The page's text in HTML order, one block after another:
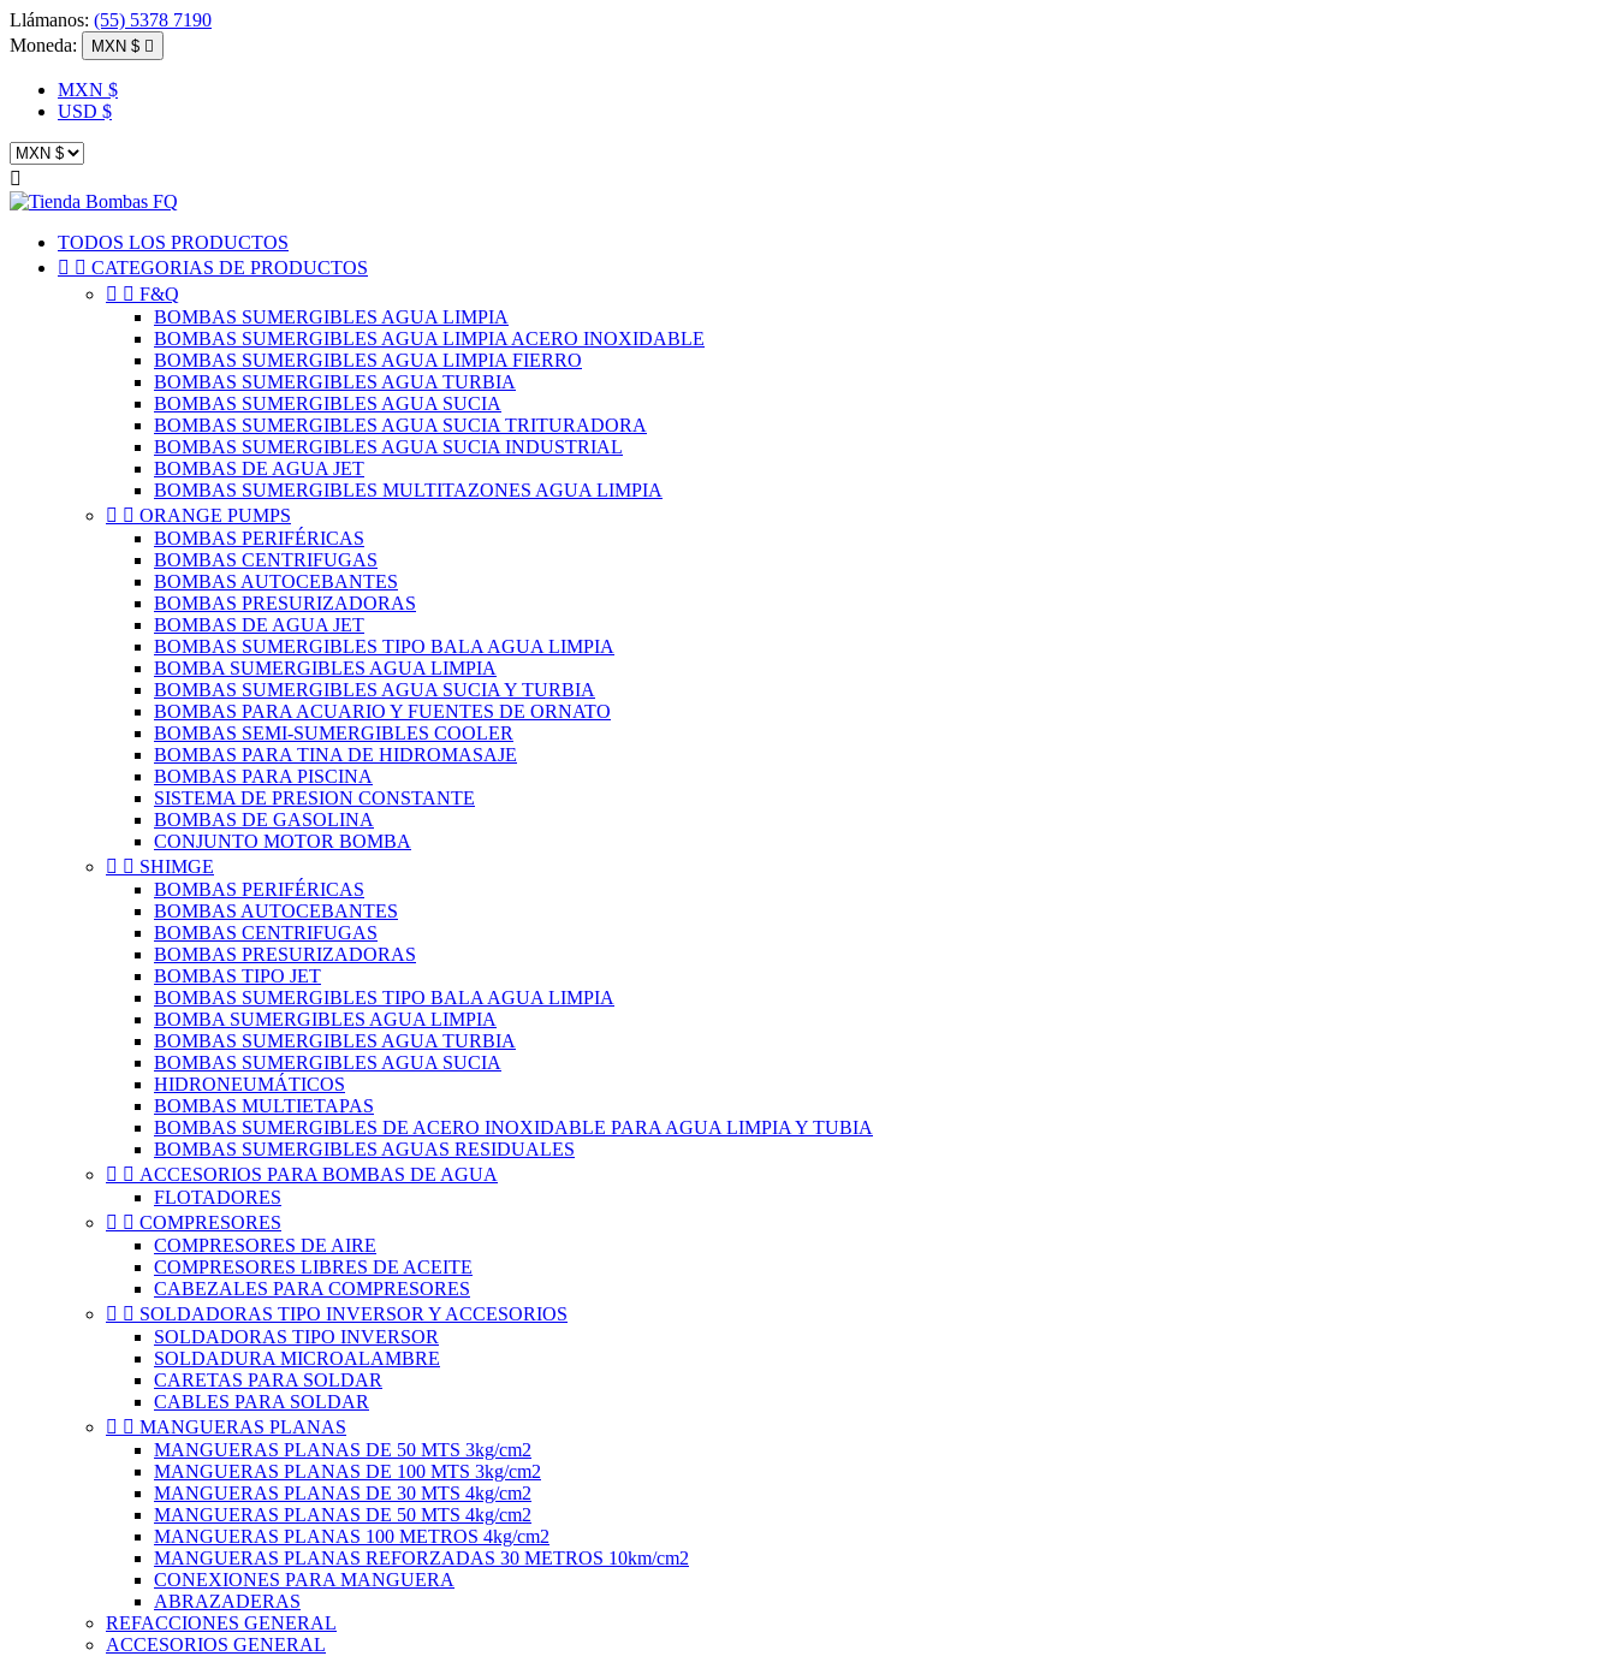
Llámanos: (55) 5378 7190
Moneda:
MXN $ 
MXN $
USD $

TODOS LOS PRODUCTOS
  CATEGORIAS DE PRODUCTOS
  F&Q
BOMBAS SUMERGIBLES AGUA LIMPIA
BOMBAS SUMERGIBLES AGUA LIMPIA ACERO INOXIDABLE
BOMBAS SUMERGIBLES AGUA LIMPIA FIERRO
BOMBAS SUMERGIBLES AGUA TURBIA
BOMBAS SUMERGIBLES AGUA SUCIA
BOMBAS SUMERGIBLES AGUA SUCIA TRITURADORA
BOMBAS SUMERGIBLES AGUA SUCIA INDUSTRIAL
BOMBAS DE AGUA JET
BOMBAS SUMERGIBLES MULTITAZONES AGUA LIMPIA
  ORANGE PUMPS
BOMBAS PERIFÉRICAS
BOMBAS CENTRIFUGAS
BOMBAS AUTOCEBANTES
BOMBAS PRESURIZADORAS
BOMBAS DE AGUA JET
BOMBAS SUMERGIBLES TIPO BALA AGUA LIMPIA
BOMBA SUMERGIBLES AGUA LIMPIA
BOMBAS SUMERGIBLES AGUA SUCIA Y TURBIA
BOMBAS PARA ACUARIO Y FUENTES DE ORNATO
BOMBAS SEMI-SUMERGIBLES COOLER
BOMBAS PARA TINA DE HIDROMASAJE
BOMBAS PARA PISCINA
SISTEMA DE PRESION CONSTANTE
BOMBAS DE GASOLINA
CONJUNTO MOTOR BOMBA
  SHIMGE
BOMBAS PERIFÉRICAS
BOMBAS AUTOCEBANTES
BOMBAS CENTRIFUGAS
BOMBAS PRESURIZADORAS
BOMBAS TIPO JET
BOMBAS SUMERGIBLES TIPO BALA AGUA LIMPIA
BOMBA SUMERGIBLES AGUA LIMPIA
BOMBAS SUMERGIBLES AGUA TURBIA
BOMBAS SUMERGIBLES AGUA SUCIA
HIDRONEUMÁTICOS
BOMBAS MULTIETAPAS
BOMBAS SUMERGIBLES DE ACERO INOXIDABLE PARA AGUA LIMPIA Y TUBIA
BOMBAS SUMERGIBLES AGUAS RESIDUALES
  ACCESORIOS PARA BOMBAS DE AGUA
FLOTADORES
  COMPRESORES
COMPRESORES DE AIRE
COMPRESORES LIBRES DE ACEITE
CABEZALES PARA COMPRESORES
  SOLDADORAS TIPO INVERSOR Y ACCESORIOS
SOLDADORAS TIPO INVERSOR
SOLDADURA MICROALAMBRE
CARETAS PARA SOLDAR
CABLES PARA SOLDAR
  MANGUERAS PLANAS
MANGUERAS PLANAS DE 50 MTS 3kg/cm2
MANGUERAS PLANAS DE 100 MTS 3kg/cm2
MANGUERAS PLANAS DE 30 MTS 4kg/cm2
MANGUERAS PLANAS DE 50 MTS 4kg/cm2
MANGUERAS PLANAS 100 METROS 4kg/cm2
MANGUERAS PLANAS REFORZADAS 30 METROS 10km/cm2
CONEXIONES PARA MANGUERA
ABRAZADERAS
REFACCIONES GENERAL
ACCESORIOS GENERAL